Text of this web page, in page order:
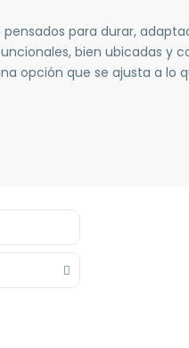
para durar,
bien ubicadas y
opción que se ajusta a lo